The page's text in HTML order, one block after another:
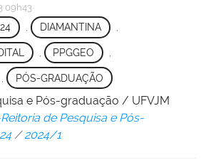
09h43
, DIAMANTINA ,
PPGGEO
PÓS-GRADUAÇÃO
e Pós-graduação / UFVJM
de Pesquisa e Pós-
/2024/1